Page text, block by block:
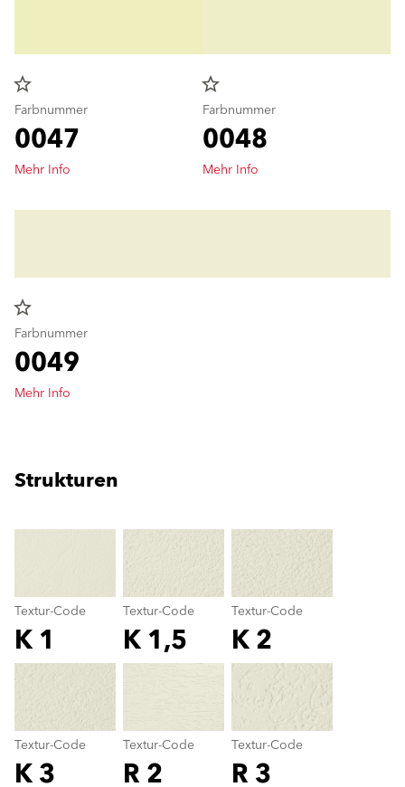
star_border
Farbnummer
0047
Mehr Info
star_border
Farbnummer
0048
Mehr Info
star_border
Farbnummer
0049
Mehr Info
Strukturen
Textur-Code
K 1
Textur-Code
K 1,5
Textur-Code
K 2
Textur-Code
K 3
Textur-Code
R 2
Textur-Code
R 3
Textur-Code
color_name